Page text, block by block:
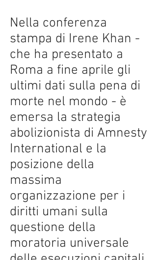
Nella conferenza
stampa di Irene Khan -
che ha presentato a
Roma a fine aprile gli
ultimi dati sulla pena di
morte nel mondo - è
emersa la strategia
abolizionista di Amnesty
International e la
posizione della
massima
organizzazione per i
diritti umani sulla
questione della
moratoria universale